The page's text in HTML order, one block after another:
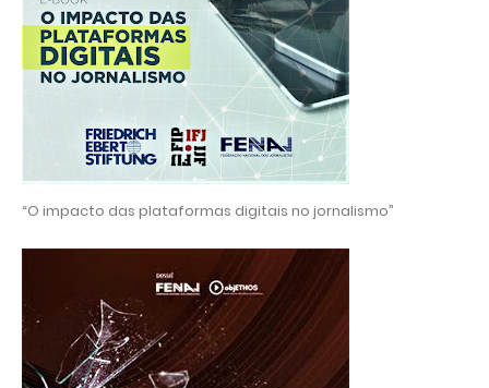
“O impacto das plataformas digitais no jornalismo”